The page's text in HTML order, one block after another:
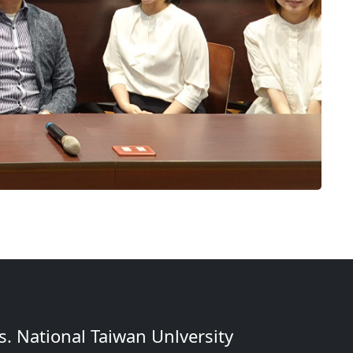
National Taiwan Unlversity